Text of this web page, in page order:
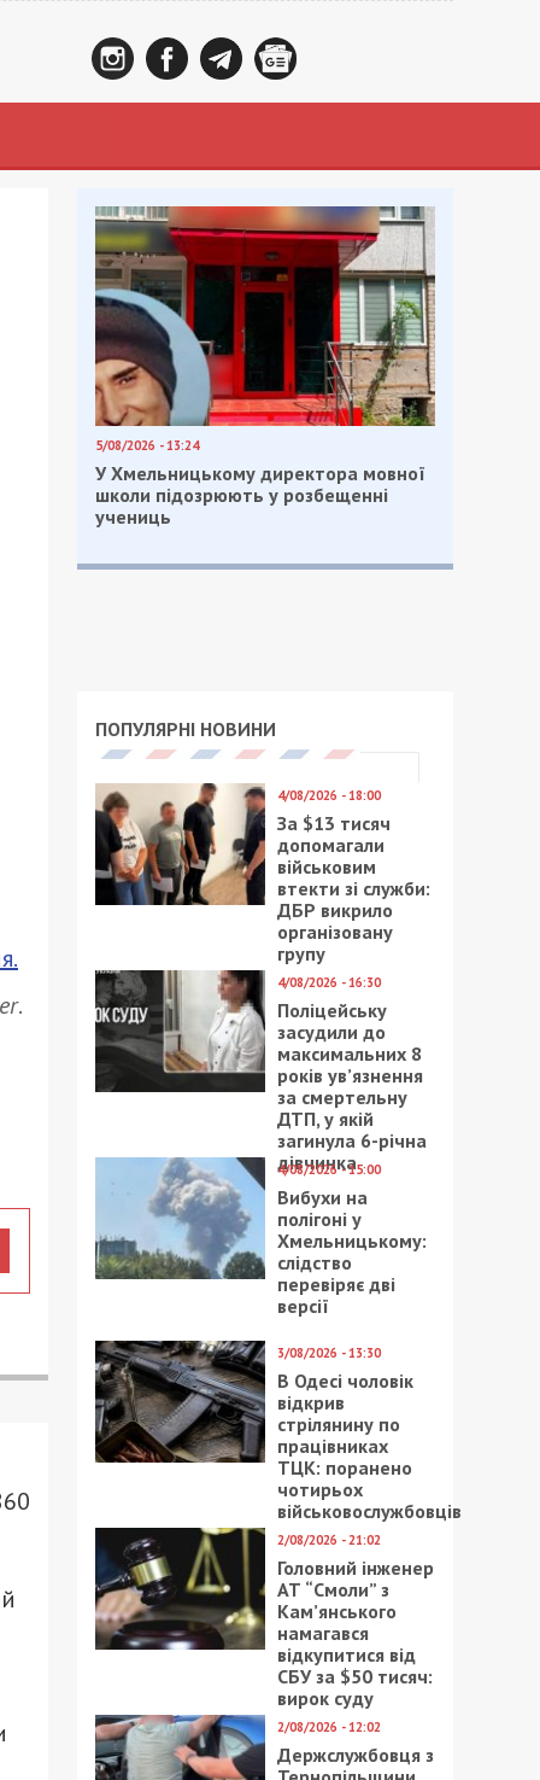
.
5/08/2026 - 13:24
У Хмельницькому директора мовної
школи підозрюють у розбещенні
учениць
ПОПУЛЯРНІ НОВИНИ
4/08/2026 - 18:00
За $13 тисяч
допомагали
військовим
втекти зі служби:
ДБР викрило
організовану
групу
4/08/2026 - 16:30
Поліцейську
засудили до
максимальних 8
років ув’язнення
за смертельну
ДТП, у якій
загинула 6-річна
дівчинка
4/08/2026 - 15:00
Вибухи на
полігоні у
Хмельницькому:
слідство
перевіряє дві
версії
3/08/2026 - 13:30
В Одесі чоловік
відкрив
стрілянину по
працівниках
ТЦК: поранено
чотирьох
військовослужбовців
2/08/2026 - 21:02
Головний інженер
АТ “Смоли” з
Кам’янського
намагався
відкупитися від
СБУ за $50 тисяч:
вирок суду
2/08/2026 - 12:02
Держслужбовця з